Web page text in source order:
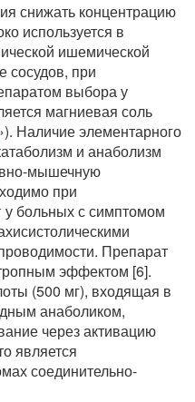
снижать концентрацию
используется в
ишемической
сосудов, при
выбора у
магниевая соль
Наличие элементарного
и анаболизм
мышечную
при
у больных с симптомом
Препарат
эффектом [6].
(500 мг), входящая в
анаболиком,
через активацию
является
соединительно-